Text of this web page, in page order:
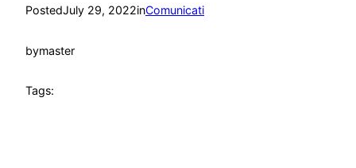
PostedJuly 29, 2022inComunicati
bymaster
Tags: